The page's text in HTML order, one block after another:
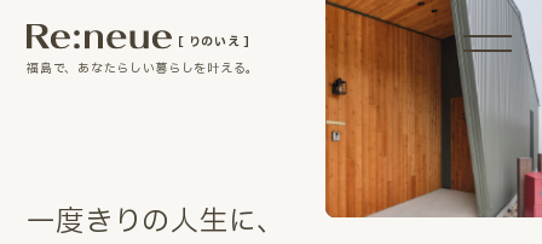
［ りのいえ ］
福島で、あなたらしい暮らしを叶える。
一度き りの人生に、